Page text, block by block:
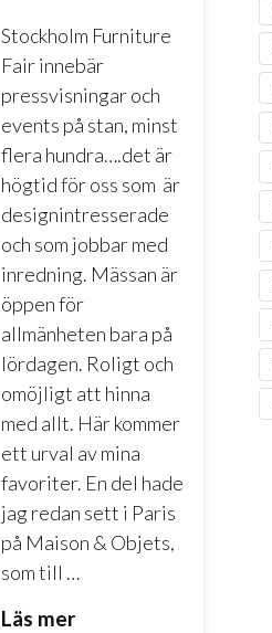
Stockholm Furniture
Fair innebär
pressvisningar och
events på stan, minst
flera hundra….det är
högtid för oss som är
designintresserade
och som jobbar med
inredning. Mässan är
öppen för
allmänheten bara på
lördagen. Roligt och
omöjligt att hinna
med allt. Här kommer
ett urval av mina
favoriter. En del hade
jag redan sett i Paris
på Maison & Objets,
som till …
Läs mer